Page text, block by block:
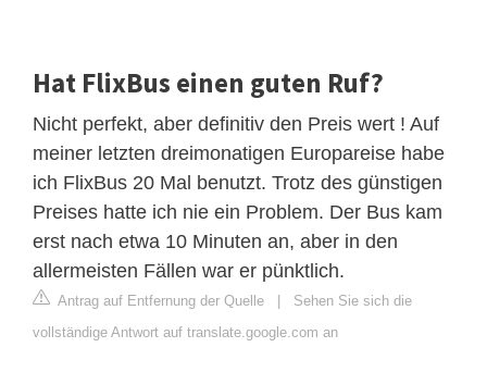
Hat FlixBus einen guten Ruf?
Nicht perfekt, aber definitiv den Preis wert ! Auf
meiner letzten dreimonatigen Europareise habe
ich FlixBus 20 Mal benutzt. Trotz des günstigen
Preises hatte ich nie ein Problem. Der Bus kam
erst nach etwa 10 Minuten an, aber in den
allermeisten Fällen war er pünktlich.
Antrag auf Entfernung der Quelle | Sehen Sie sich die
vollständige Antwort auf translate.google.com an